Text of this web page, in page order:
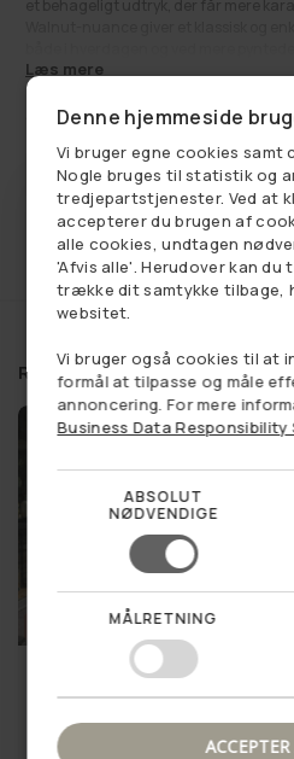
et behageligt udtryk, der får mere
Se alt:
Læs mere
Normalpris
710,00 kr
Udsalgspris
360,00 kr
FÅ BESKED NÅR
Fri fragt ved
Relaterede produkter
SUMMER SALE 56%
Clutch - Golden Chic
399,00 kr 899,00 kr
Denne hjemmeside
Vi bruger egne cookies
Nogle bruges til statistik og
tredjepartstjenester. Ved at
accepterer du brugen af
alle cookies, undtagen
'Afvis alle'. Herudover kan
trække dit samtykke tilbage,
websitet.
Vi bruger også cookies til at
formål at tilpasse og måle
annoncering. For mere
Business Data Responsibility
ABSOLUT
NØDVENDIGE
MÅLRETNING
Vil du vinde
rabat til dit
Nej tak, luk